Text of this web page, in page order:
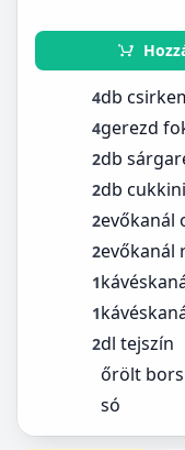
4db
4gerezd
2db
2db cukkini
2evőkanál
2evőkanál
1
1
2dl tejszín
őrölt bors
só